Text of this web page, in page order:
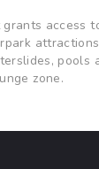
access
pools
zone.